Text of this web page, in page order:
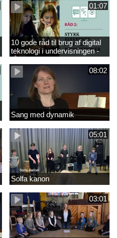
01:07
10 gode råd til brug af digital
teknologi i undervisningen -
råd 2
08:02
Sang med dynamik
05:01
Solfa kanon
03:01